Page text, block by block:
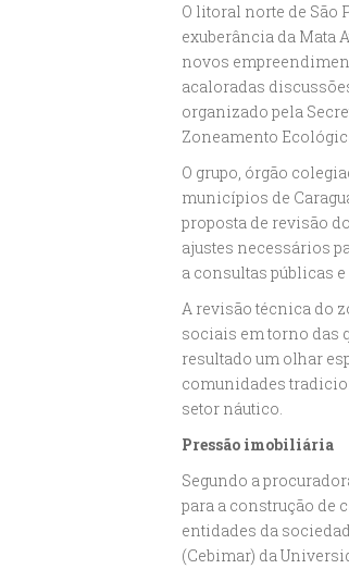
O litoral norte de São
exuberância da Mata
novos
acaloradas
organizado pela
Zoneamento
O grupo, órgão
municípios de
proposta de revisão
ajustes necessários
a consultas públicas
A revisão técnica do
sociais em torno das
resultado um olhar
comunidades
setor náutico.
Pressão imobiliária
Segundo a
para a construção de
entidades da
(Cebimar) da